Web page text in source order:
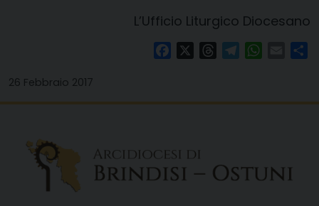
L’Ufficio Liturgico Diocesano
FacebookThreadsTelegram Email
26 Febbraio 2017